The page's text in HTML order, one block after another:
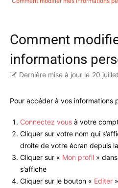
Comment
informations
Dernière mise à jour le 20
Pour accéder à vos informations
Connectez vous à votre
Cliquer sur votre nom qui
droite de votre écran depuis
Cliquer sur « Mon profil »
s’affiche
Cliquer sur le bouton « Editer